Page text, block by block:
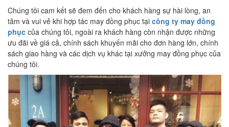
Chúng tôi cam kết sẽ đem đến cho khách hàng sự hài lòng, an
tâm và vui vẻ khi hợp tác may đồng phục tại công ty may đồng
phục của chúng tôi, ngoài ra khách hàng còn nhận được những
ưu đãi về giá cả, chính sách khuyến mãi cho đơn hàng lớn, chính
sách giao hàng và các dịch vụ khác tại xưởng may đồng phục của
chúng tôi.